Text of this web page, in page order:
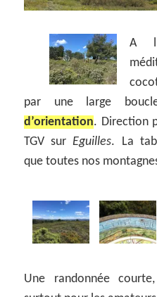
A
par une large
d’orientation. Direction
TGV surEguilles. La
que toutes nos
Une randonnée